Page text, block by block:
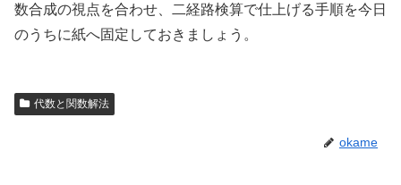
数合成の視点を合わせ、二経路検算で仕上げる手順を今日
のうちに紙へ固定しておきましょう。
代数と関数解法
okame